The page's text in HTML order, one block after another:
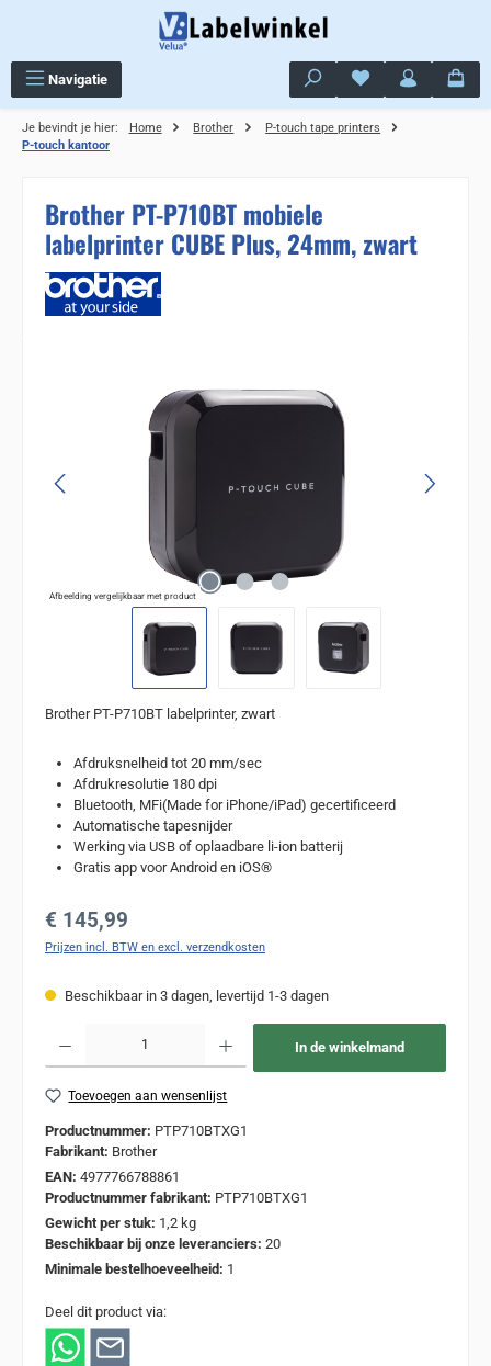
Navigatie Je hebt 0 items op
Je bevindt je hier: Home Brother
P-touch tape printers
P-touch kantoor
Brother PT-P710BT mobiele
labelprinter CUBE Plus, 24mm, zwart
Afbeelding vergelijkbaar met product
Brother PT-P710BT labelprinter, zwart
Afdruksnelheid tot 20 mm/sec
Afdrukresolutie 180 dpi
Bluetooth, MFi(Made for iPhone/iPad) gecertificeerd
Automatische tapesnijder
Werking via USB of oplaadbare li-ion batterij
Gratis app voor Android en iOS®
Normale prijs:
€ 145,99
Prijzen incl. BTW en excl. verzendkosten
Beschikbaar in 3 dagen, levertijd 1-3 dagen
In de winkelmand
Toevoegen aan wensenlijst
Productnummer: PTP710BTXG1
Fabrikant: Brother
EAN: 4977766788861
Productnummer fabrikant: PTP710BTXG1
Gewicht per stuk: 1,2 kg
Beschikbaar bij onze leveranciers: 20
Minimale bestelhoeveelheid: 1
Deel dit product via: